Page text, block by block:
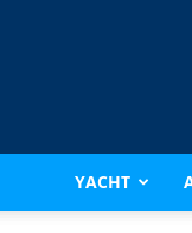
YACHT